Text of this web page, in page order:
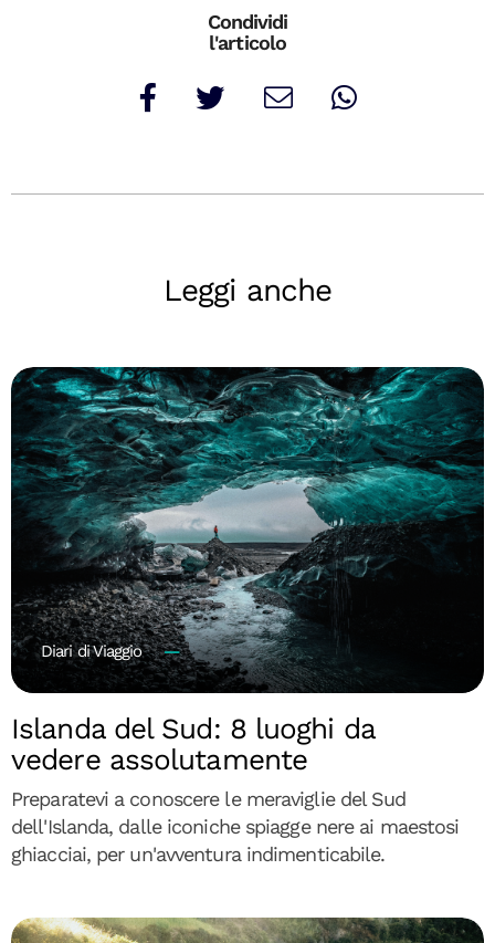
Condividi
l'articolo
Leggi anche
Diari di Viaggio
Islanda del Sud: 8 luoghi da
vedere assolutamente
Preparatevi a conoscere le meraviglie del Sud
dell'Islanda, dalle iconiche spiagge nere ai maestosi
ghiacciai, per un'avventura indimenticabile.